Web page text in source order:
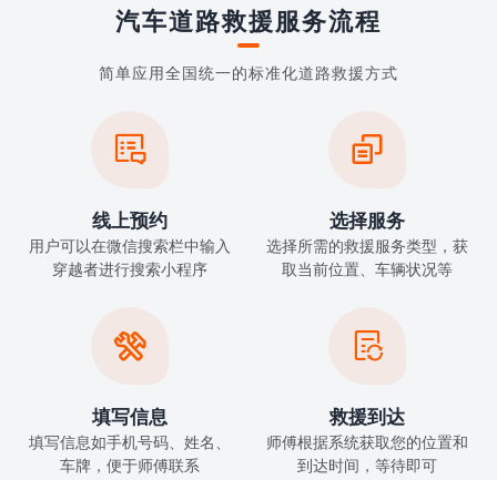
汽车道路救援服务流程
简单应用全国统一的标准化道路救援方式

线上预约
用户可以在微信搜索栏中输入
穿越者进行搜索小程序

选择服务
选择所需的救援服务类型，获
取当前位置、车辆状况等

填写信息
填写信息如手机号码、姓名、
车牌，便于师傅联系

救援到达
师傅根据系统获取您的位置和
到达时间，等待即可